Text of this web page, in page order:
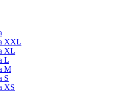
XXL
XL
L
M
S
XS